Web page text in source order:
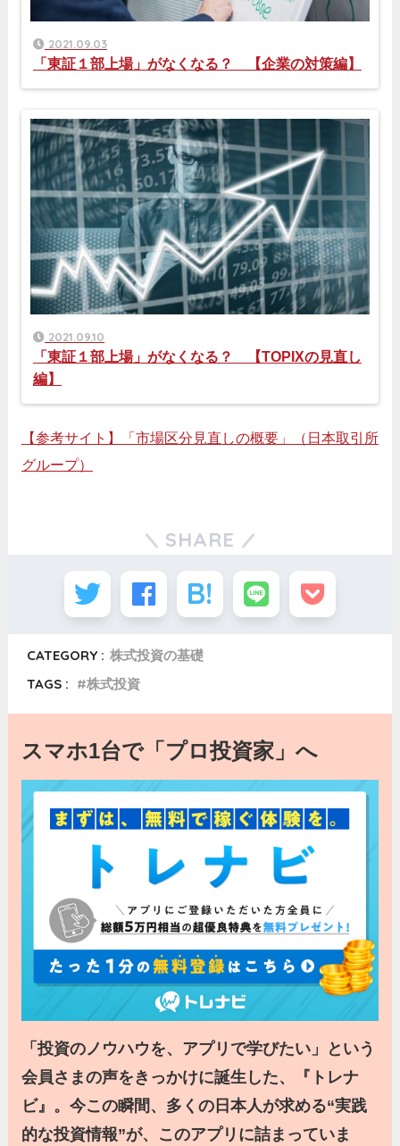
2021.09.03
「東証１部上場」がなくなる？ 【企業の対策編】
2021.09.10
「東証１部上場」がなくなる？ 【TOPIXの見直し
編】
【参考サイト】「市場区分見直しの概要」（日本取引所
グループ）
SHARE
CATEGORY : 株式投資の基礎
TAGS :
株式投資
スマホ1台で「プロ投資家」へ
「投資のノウハウを、アプリで学びたい」という
会員さまの声をきっかけに誕生した、『トレナ
ビ』。今この瞬間、多くの日本人が求める“実践
的な投資情報”が、このアプリに詰まっていま